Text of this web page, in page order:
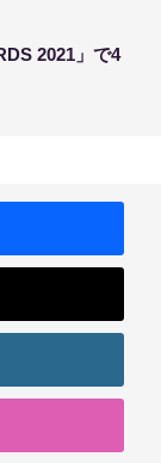
2021」で4